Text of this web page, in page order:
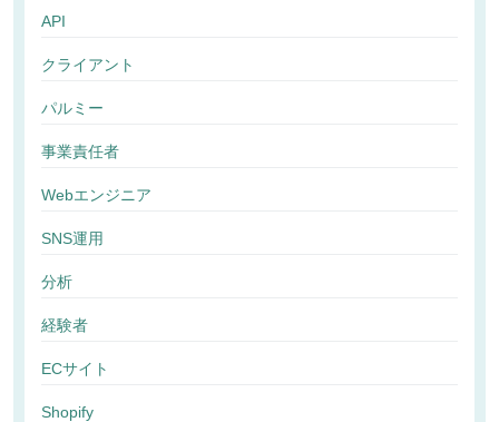
API
クライアント
パルミー
事業責任者
Webエンジニア
SNS運用
分析
経験者
ECサイト
Shopify